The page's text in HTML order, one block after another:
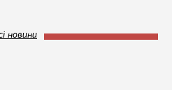
новини